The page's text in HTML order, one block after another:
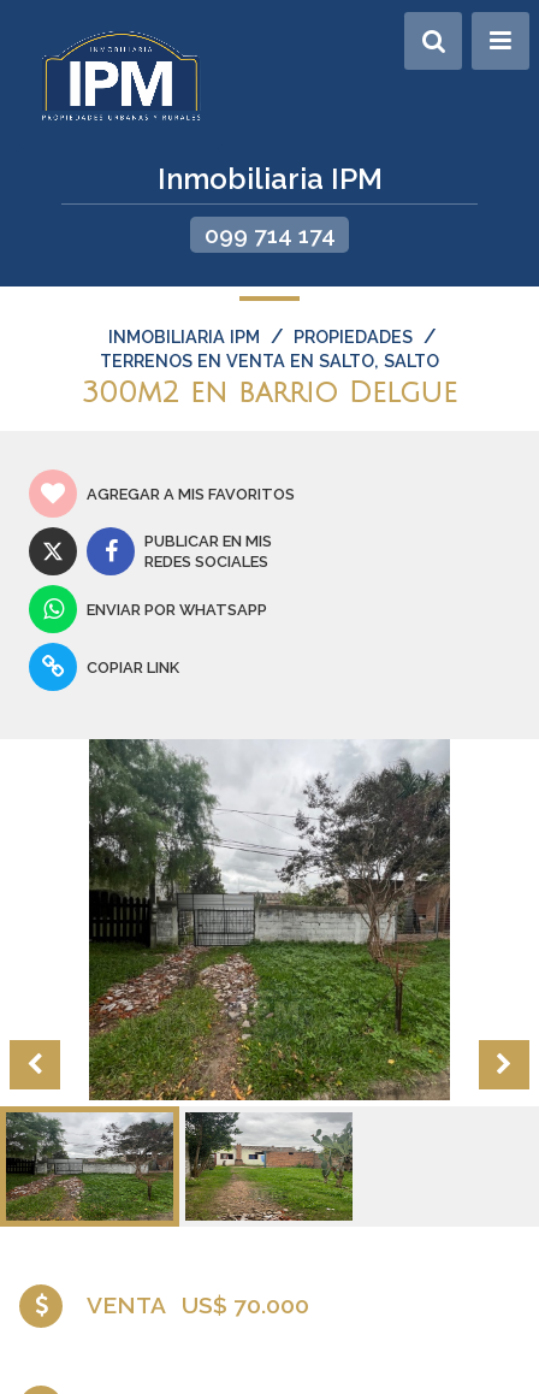
Inmobiliaria IPM
099 714 174
INMOBILIARIA IPM / PROPIEDADES /
TERRENOS EN VENTA EN SALTO, SALTO
300m2 en barrio Delgue
AGREGAR A MIS FAVORITOS
PUBLICAR EN MIS
REDES SOCIALES
ENVIAR POR WHATSAPP
COPIAR LINK
VENTA US$ 70.000